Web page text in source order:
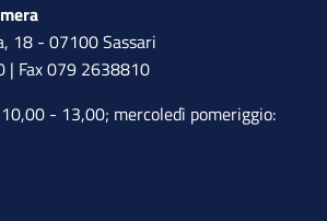
18 - 07100 Sassari
| Fax 079 2638810
- 13,00; mercoledì pomeriggio: